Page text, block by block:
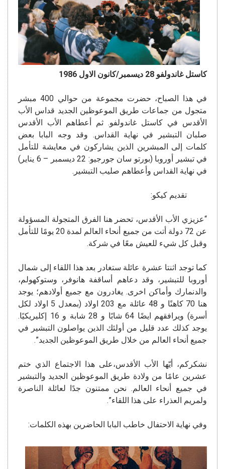
كاستل غاندولفو 28 ديسمبر/كانون الاول 1986
في هذا الصباح، حضرت مجموعة من حوالي 400 مبشر
متجول من جماعات طريق الموعوظين الجديد قداس الأب
الأقدس في كاستل غاندولفو. ثم أعطاهم الأب الأقدس
صلبان التبشير في نهاية القداس. وقد وجه البابا بعض
كلمات إلى المبشرين الذين يشاركون في معايشة للتأمل
في تبشير أوروبا (بورتو سان جورجيو: 22 ديسمبر – 6 يناير)
في نهاية القداس وأعطاهم صليب التبشير.
تقديم كيكو:
“عزيزي الأب الأقدس، تحضر هنا الفرق المتجولة المسؤولة
عن 72 دولة أتت من جميع أنحاء العالم لمدة 20 يومًا للتأمل
وقبل كل شيء للعيش معًا في شركة.
كما توجد اثنتا عشرة عائلة ستغادر بعد هذا اللقاء إلى شمال
أوروبا للتبشير، وقد دعاهم أساقفة هانوفر، وستوكهولم،
والدنمارك وأماكن اخرى. يغادرون مع جميع أولادهم؛ يوجد
هنا 70 كاهنًا و 48 عائلة مع 203 اولاد (بمعدل 5 اولاد لكل
أسرة) ويرافقهم ايضًا 64 شابًا و 28 شابة و 16 إكليريكيًا.
يوجد كذلك عدد قليل من أولئك الذين يواصلون التبشير في
جميع أنحاء العالم من خلال طريق الموعوظين الجديد”.
نشكركم، أيّها الأب الأقدس،على هذا الاجتماع الذي ختم
عشرين عامًا من ولادة طريق الموعوظين الجديد والتبشير
في جميع أنحاء العالم. نحن ممتنون جدًا لعائلة الناصرة
ولمريم العذراء على هذا اللقاء”.
وفي نهاية الاحتفال خاطب البابا الحاضرين بهذه الكلمات: